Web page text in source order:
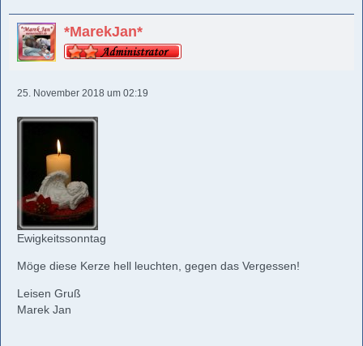
*MarekJan*
25. November 2018 um 02:19
Ewigkeitssonntag
Möge diese Kerze hell leuchten, gegen das Vergessen!
Leisen Gruß
Marek Jan